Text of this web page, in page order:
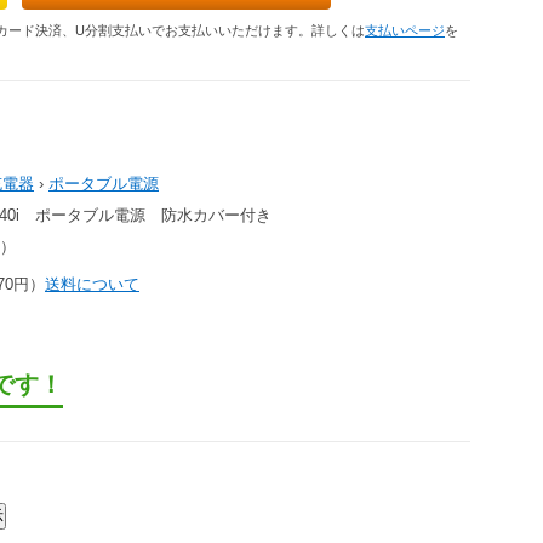
ド決済、U分割支払いでお支払いいただけます。詳しくは支払いページを
器 › ポータブル電源
ポータブル電源 防水カバー付き
円） 送料について
す！